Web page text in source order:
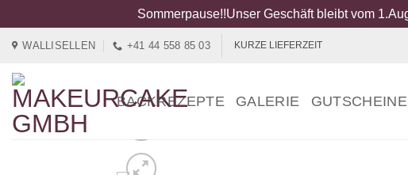
Sommerpause!!Unser Geschäft bleibt vom
springen
WALLISELLEN +41 44 558 85 03 KURZE LIEFERZEIT
BACKREZEPTE GALERIE GUTSCHEINE